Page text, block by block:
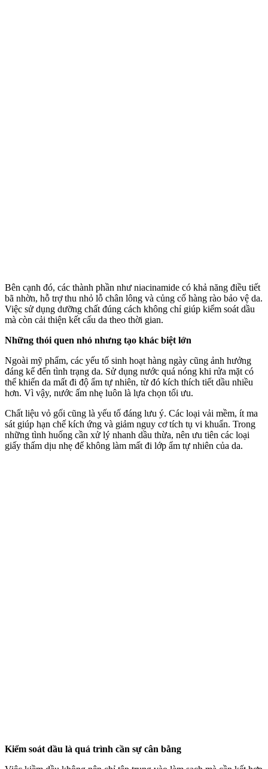
Bên cạnh đó, các thành phần như niacinamide có khả năng điều tiết
bã nhờn, hỗ trợ thu nhỏ lỗ chân lông và củng cố hàng rào bảo vệ da.
Việc sử dụng dưỡng chất đúng cách không chỉ giúp kiểm soát dầu
mà còn cải thiện kết cấu da theo thời gian.
Những thói quen nhỏ nhưng tạo khác biệt lớn
Ngoài mỹ phẩm, các yếu tố sinh hoạt hàng ngày cũng ảnh hưởng
đáng kể đến tình trạng da. Sử dụng nước quá nóng khi rửa mặt có
thể khiến da mất đi độ ẩm tự nhiên, từ đó kíc‌h thí‌ch tiết dầu nhiều
hơn. Vì vậy, nước ấm nhẹ luôn là lựa chọn tối ưu.
Chất liệu vỏ gối cũng là yếu tố đáng lưu ý. Các loại vải mềm, ít ma
sát giúp hạn chế kích ứng và giảm nguy cơ tích tụ vi khuẩn. Trong
những tình huống cần xử lý nhanh dầu thừa, nên ưu tiên các loại
giấy thấm dịu nhẹ để không làm mất đi lớp ẩm tự nhiên của da.
Kiểm soát dầu là quá trình cần sự cân bằng